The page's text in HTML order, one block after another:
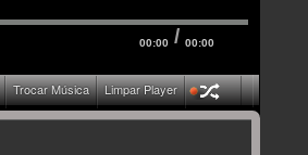
00:00 / 00:00
Trocar Música Limpar Player